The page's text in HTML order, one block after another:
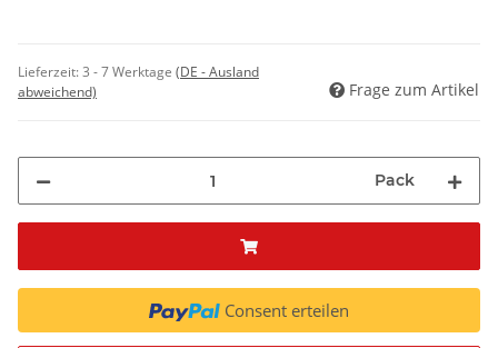
Lieferzeit:3 - 7 Werktage (DE - Ausland
abweichend)
Frage zum Artikel
Pack
Consent erteilen